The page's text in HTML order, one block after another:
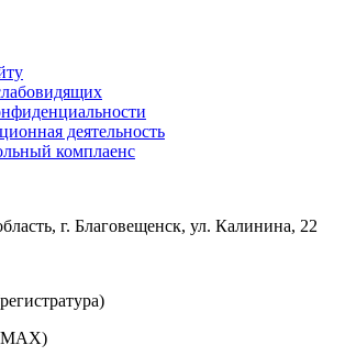
деятельность
комплаенс
г. Благовещенск, ул. Калинина, 22